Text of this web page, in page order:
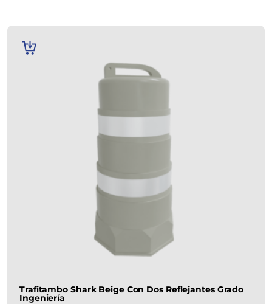
Trafitambo Shark Beige Con Dos Reflejantes Grado
Ingeniería
AL
CARRITO